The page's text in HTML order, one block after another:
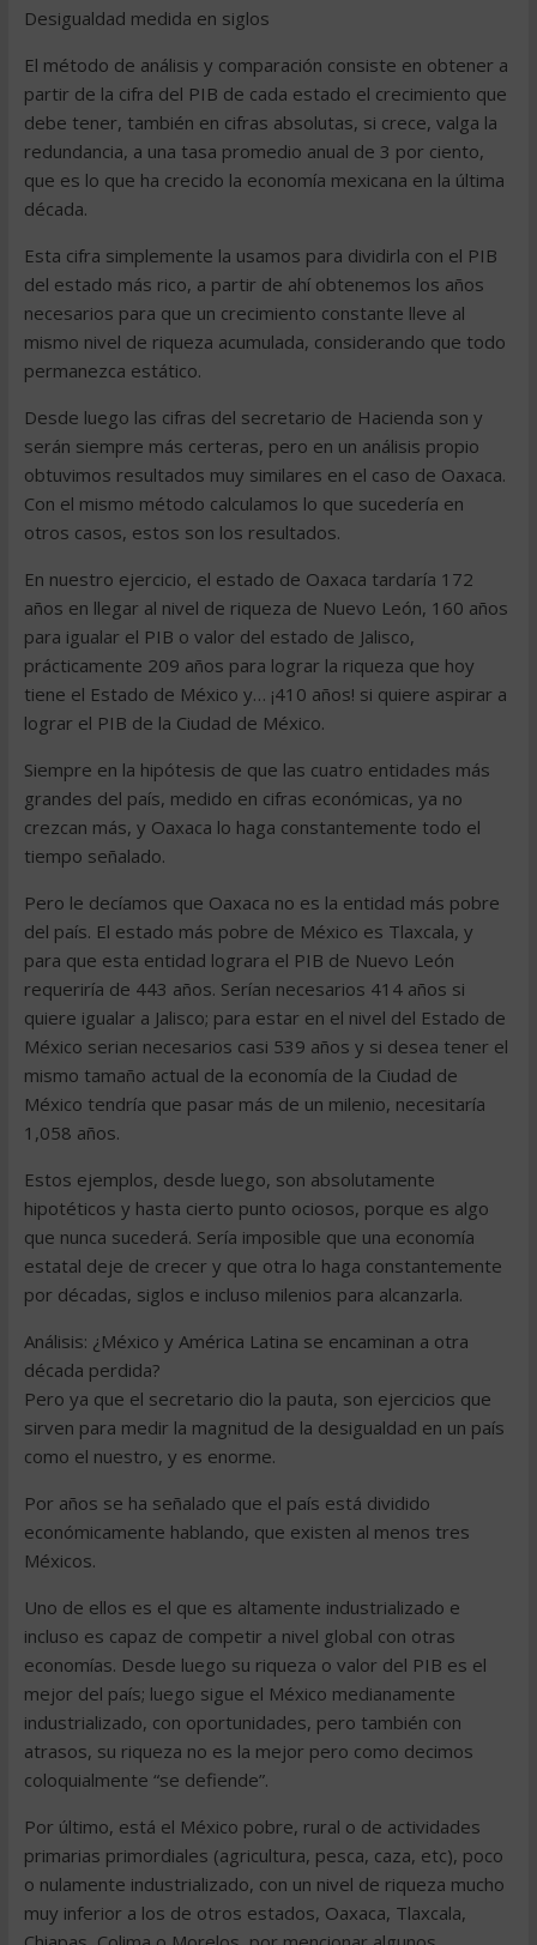
Desigualdad medida en siglos
El método de análisis y comparación consiste en obtener a
partir de la cifra del PIB de cada estado el crecimiento que
debe tener, también en cifras absolutas, si crece, valga la
redundancia, a una tasa promedio anual de 3 por ciento,
que es lo que ha crecido la economía mexicana en la última
década.
Esta cifra simplemente la usamos para dividirla con el PIB
del estado más rico, a partir de ahí obtenemos los años
necesarios para que un crecimiento constante lleve al
mismo nivel de riqueza acumulada, considerando que todo
permanezca estático.
Desde luego las cifras del secretario de Hacienda son y
serán siempre más certeras, pero en un análisis propio
obtuvimos resultados muy similares en el caso de Oaxaca.
Con el mismo método calculamos lo que sucedería en
otros casos, estos son los resultados.
En nuestro ejercicio, el estado de Oaxaca tardaría 172
años en llegar al nivel de riqueza de Nuevo León, 160 años
para igualar el PIB o valor del estado de Jalisco,
prácticamente 209 años para lograr la riqueza que hoy
tiene el Estado de México y… ¡410 años! si quiere aspirar a
lograr el PIB de la Ciudad de México.
Siempre en la hipótesis de que las cuatro entidades más
grandes del país, medido en cifras económicas, ya no
crezcan más, y Oaxaca lo haga constantemente todo el
tiempo señalado.
Pero le decíamos que Oaxaca no es la entidad más pobre
del país. El estado más pobre de México es Tlaxcala, y
para que esta entidad lograra el PIB de Nuevo León
requeriría de 443 años. Serían necesarios 414 años si
quiere igualar a Jalisco; para estar en el nivel del Estado de
México serian necesarios casi 539 años y si desea tener el
mismo tamaño actual de la economía de la Ciudad de
México tendría que pasar más de un milenio, necesitaría
1,058 años.
Estos ejemplos, desde luego, son absolutamente
hipotéticos y hasta cierto punto ociosos, porque es algo
que nunca sucederá. Sería imposible que una economía
estatal deje de crecer y que otra lo haga constantemente
por décadas, siglos e incluso milenios para alcanzarla.
Análisis: ¿México y América Latina se encaminan a otra
década perdida?
Pero ya que el secretario dio la pauta, son ejercicios que
sirven para medir la magnitud de la desigualdad en un país
como el nuestro, y es enorme.
Por años se ha señalado que el país está dividido
económicamente hablando, que existen al menos tres
Méxicos.
Uno de ellos es el que es altamente industrializado e
incluso es capaz de competir a nivel global con otras
economías. Desde luego su riqueza o valor del PIB es el
mejor del país; luego sigue el México medianamente
industrializado, con oportunidades, pero también con
atrasos, su riqueza no es la mejor pero como decimos
coloquialmente “se defiende”.
Por último, está el México pobre, rural o de actividades
primarias primordiales (agricultura, pesca, caza, etc), poco
o nulamente industrializado, con un nivel de riqueza mucho
muy inferior a los de otros estados, Oaxaca, Tlaxcala,